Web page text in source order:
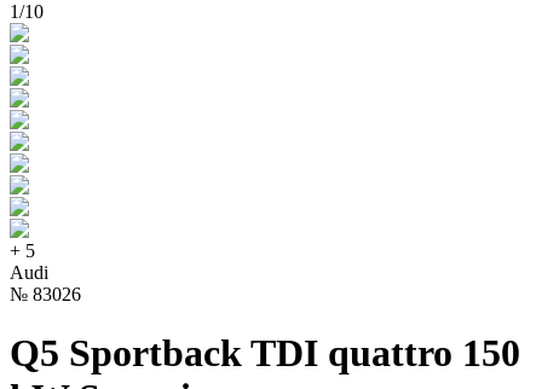
1/10
+ 5
Audi
№ 83026
Q5 Sportback TDI quattro 150